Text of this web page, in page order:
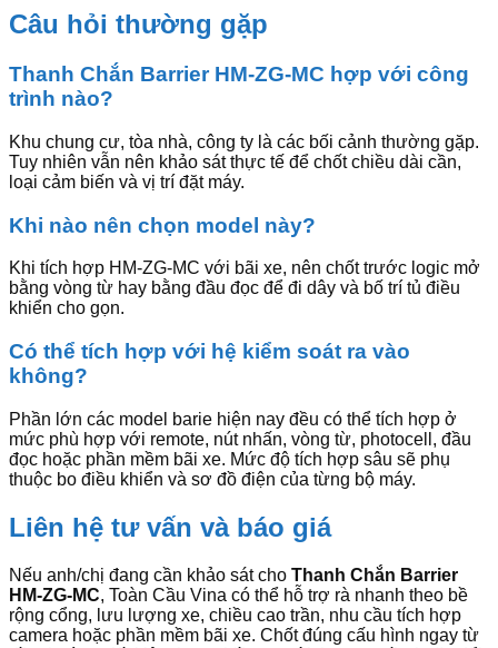
Câu hỏi thường gặp
Thanh Chắn Barrier HM-ZG-MC hợp với công
trình nào?
Khu chung cư, tòa nhà, công ty là các bối cảnh thường gặp.
Tuy nhiên vẫn nên khảo sát thực tế để chốt chiều dài cần,
loại cảm biến và vị trí đặt máy.
Khi nào nên chọn model này?
Khi tích hợp HM-ZG-MC với bãi xe, nên chốt trước logic mở
bằng vòng từ hay bằng đầu đọc để đi dây và bố trí tủ điều
khiển cho gọn.
Có thể tích hợp với hệ kiểm soát ra vào
không?
Phần lớn các model barie hiện nay đều có thể tích hợp ở
mức phù hợp với remote, nút nhấn, vòng từ, photocell, đầu
đọc hoặc phần mềm bãi xe. Mức độ tích hợp sâu sẽ phụ
thuộc bo điều khiển và sơ đồ điện của từng bộ máy.
Liên hệ tư vấn và báo giá
Nếu anh/chị đang cần khảo sát cho Thanh Chắn Barrier
HM-ZG-MC, Toàn Cầu Vina có thể hỗ trợ rà nhanh theo bề
rộng cổng, lưu lượng xe, chiều cao trần, nhu cầu tích hợp
camera hoặc phần mềm bãi xe. Chốt đúng cấu hình ngay từ